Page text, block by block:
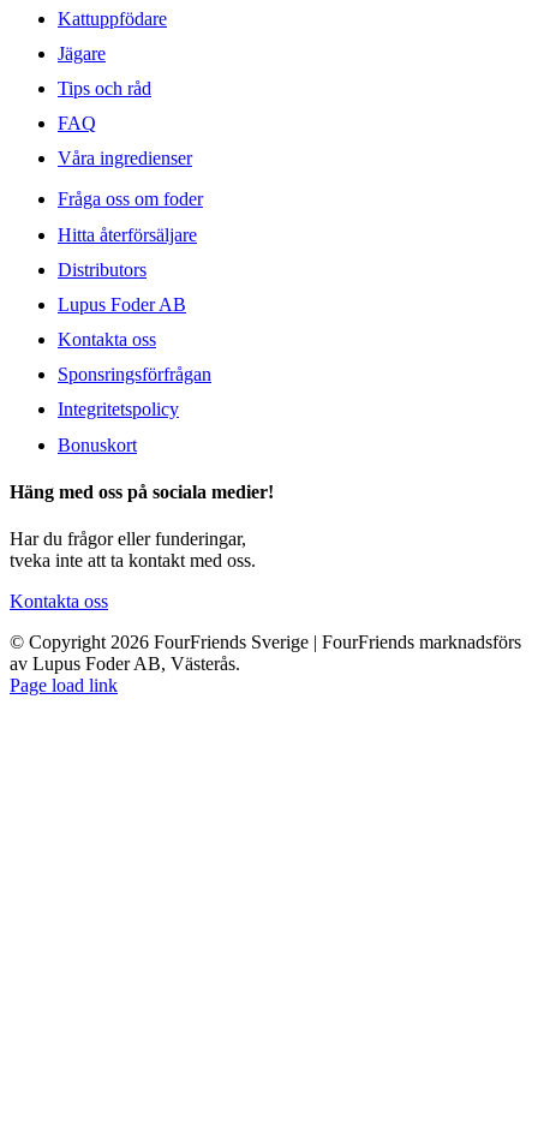
Kattuppfödare
Jägare
Tips och råd
FAQ
Våra ingredienser
Fråga oss om foder
Hitta återförsäljare
Distributors
Lupus Foder AB
Kontakta oss
Sponsringsförfrågan
Integritetspolicy
Bonuskort
Häng med oss på sociala medier!
Har du frågor eller funderingar,
tveka inte att ta kontakt med oss.
Kontakta oss
© Copyright 2026 FourFriends Sverige | FourFriends marknadsförs
av Lupus Foder AB, Västerås.
Page load link